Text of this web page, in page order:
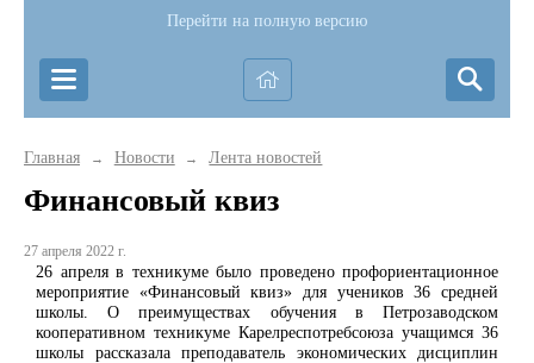
Перейти на полную версию
Главная → Новости → Лента новостей
Финансовый квиз
27 апреля 2022 г.
26 апреля в техникуме было проведено профориентационное
мероприятие «Финансовый квиз» для учеников 36 средней
школы. О преимуществах обучения в Петрозаводском
кооперативном техникуме Карелреспотребсоюза учащимся 36
школы рассказала преподаватель экономических дисциплин